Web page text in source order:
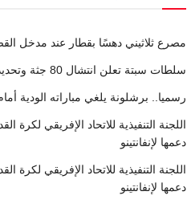
مصرع ثلاثيني دهسًا بقطار عند مدخل
سلطات سبتة تعلن انتشال 80 جثة وتحديد هوية أربعة ضحايا
رسميا.. برشلونة يلغي مباراته الودية
اللجنة التنفيذية للاتحاد الإفريقي لكرة
دعمها لإنفانتينو
اللجنة التنفيذية للاتحاد الإفريقي لكرة
دعمها لإنفانتينو